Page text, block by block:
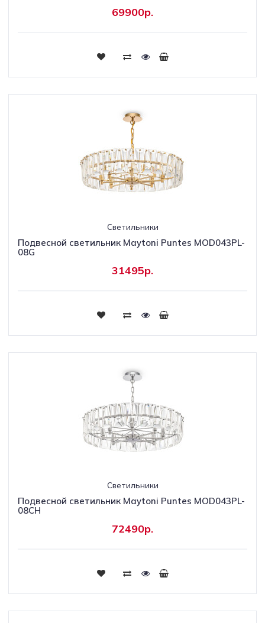
69900р.
Светильники
Подвесной светильник Maytoni Puntes MOD043PL-
08G
31495р.
Светильники
Подвесной светильник Maytoni Puntes MOD043PL-
08CH
72490р.